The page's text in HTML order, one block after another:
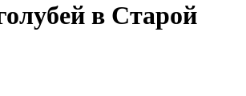
в Старой